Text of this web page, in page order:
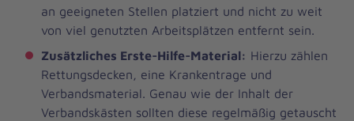
an geeigneten Stellen platziert und nicht zu weit
von viel genutzten Arbeitsplätzen entfernt sein.
Zusätzliches Erste-Hilfe-Material: Hierzu zählen
Rettungsdecken, eine Krankentrage und
Verbandsmaterial. Genau wie der Inhalt der
Verbandskästen sollten diese regelmäßig getauscht